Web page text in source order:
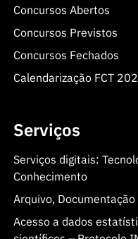
Concursos Abertos
Concursos Previstos
Concursos Fechados
Calendarização FCT
Serviços
Serviços digitais:
Conhecimento
Arquivo,
Acesso a dados